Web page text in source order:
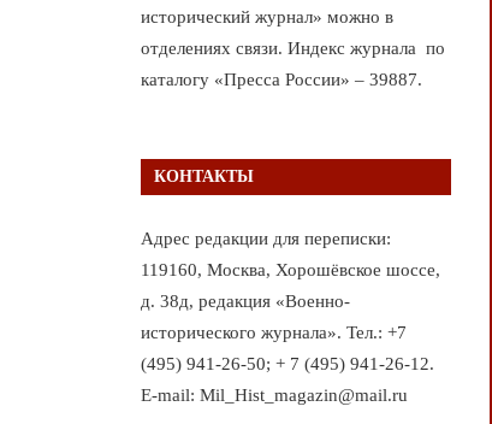
исторический журнал» можно в
отделениях связи. Индекс журнала по
каталогу «Пресса России» – 39887.
КОНТАКТЫ
Адрес редакции для переписки:
119160, Москва, Хорошёвское шоссе,
д. 38д, редакция «Военно-
исторического журнала». Тел.: +7
(495) 941-26-50; + 7 (495) 941-26-12.
E-mail: Mil_Hist_magazin@mail.ru